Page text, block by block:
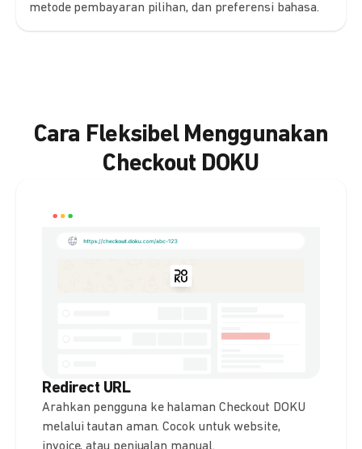
metode pembayaran pilihan, dan preferensi bahasa.
Cara Fleksibel Menggunakan
Checkout DOKU
Redirect URL
Arahkan pengguna ke halaman Checkout DOKU
melalui tautan aman. Cocok untuk website,